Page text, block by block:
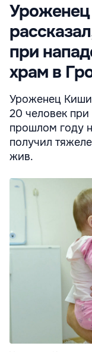
при
храм в
Уроженец
20 человек
прошлом году
получил
жив.